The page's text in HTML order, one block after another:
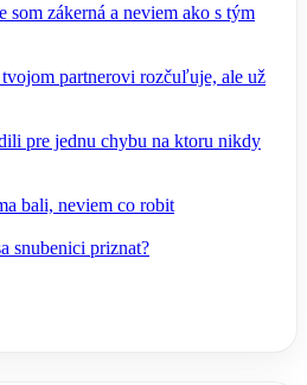
som zákerná a neviem ako s tým
partnerovi rozčuľuje, ale už
pre jednu chybu na ktoru nikdy
bali, neviem co robit
snubenici priznat?